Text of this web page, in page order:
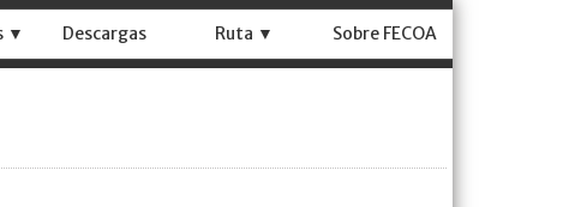
▼ Descargas Ruta ▼ Sobre FECOA